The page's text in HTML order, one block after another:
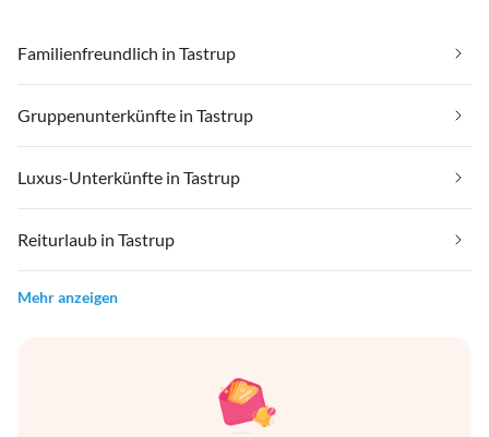
Familienfreundlich in Tastrup
Gruppenunterkünfte in Tastrup
Luxus-Unterkünfte in Tastrup
Reiturlaub in Tastrup
Mehr anzeigen